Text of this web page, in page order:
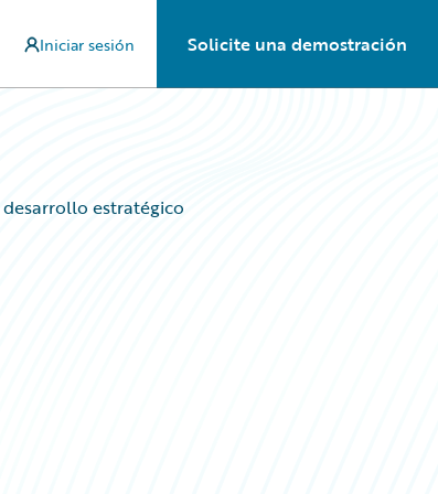
Iniciar sesión Solicite una demostración
estratégico